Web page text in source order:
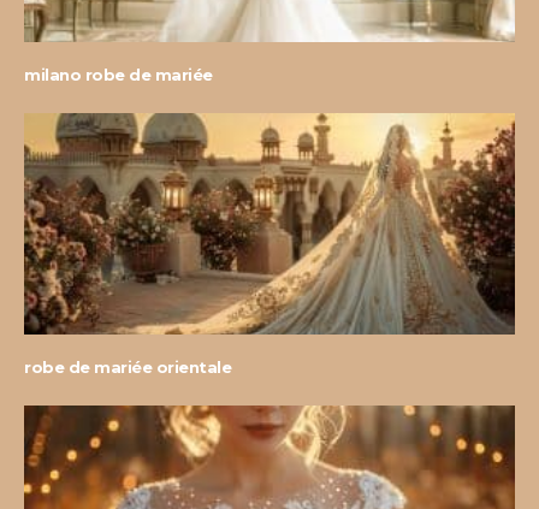
milano robe de mariée
robe de mariée orientale